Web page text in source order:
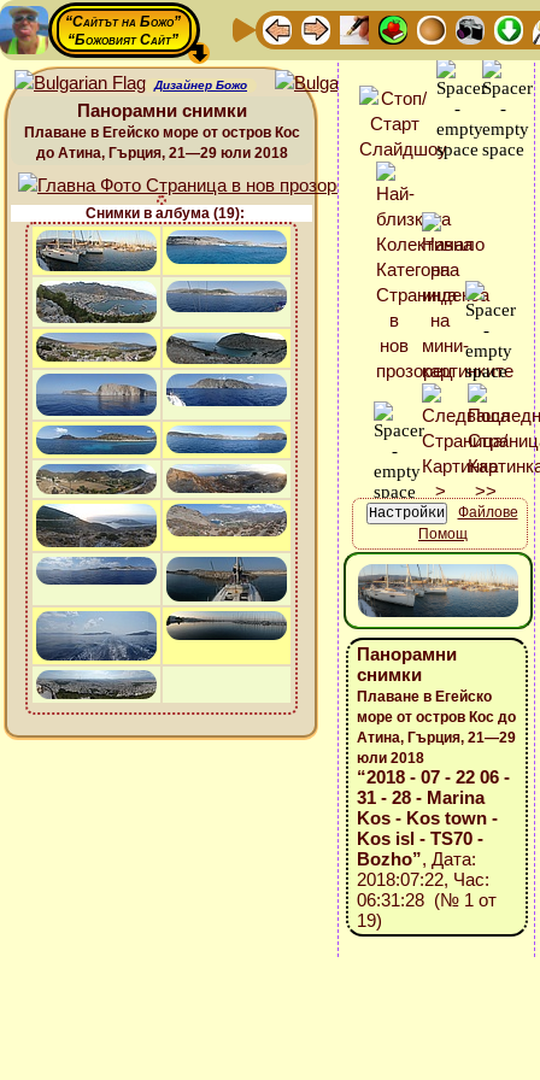
“Сайтът на Божо”
“Божовият Сайт”
Дизайнер Божо
Панорамни снимки
Плаване в Егейско море от остров Кос
до Атина, Гърция, 21—29 юли 2018
Снимки в албума (19):
Файлове
Помощ
Панорамни
снимки
Плаване в Егейско
море от остров Кос до
Атина, Гърция, 21—29
юли 2018
“2018 - 07 - 22 06 -
31 - 28 - Marina
Kos - Kos town -
Kos isl - TS70 -
Bozho”, Дата:
2018:07:22, Час:
06:31:28 (№ 1 от
19)